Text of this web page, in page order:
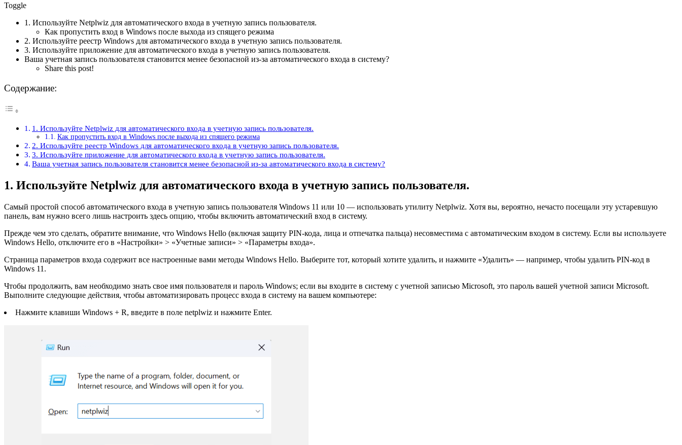
Toggle
1. Используйте Netplwiz для автоматического входа в учетную запись пользователя.
Как пропустить вход в Windows после выхода из спящего режима
2. Используйте реестр Windows для автоматического входа в учетную запись пользователя.
3. Используйте приложение для автоматического входа в учетную запись пользователя.
Ваша учетная запись пользователя становится менее безопасной из-за автоматического входа в систему?
Share this post!
Содержание:
1. Используйте Netplwiz для автоматического входа в учетную запись пользователя.
Как пропустить вход в Windows после выхода из спящего режима
2. Используйте реестр Windows для автоматического входа в учетную запись пользователя.
3. Используйте приложение для автоматического входа в учетную запись пользователя.
Ваша учетная запись пользователя становится менее безопасной из-за автоматического входа в систему?
1. Используйте Netplwiz для автоматического входа в учетную запись пользователя.
Самый простой способ автоматического входа в учетную запись пользователя Windows 11 или 10 — использовать утилиту Netplwiz. Хотя вы, вероятно, нечасто посещали эту устаревшую
панель, вам нужно всего лишь настроить здесь опцию, чтобы включить автоматический вход в систему.
Прежде чем это сделать, обратите внимание, что Windows Hello (включая защиту PIN-кода, лица и отпечатка пальца) несовместима с автоматическим входом в систему. Если вы используете
Windows Hello, отключите его в «Настройки» > «Учетные записи» > «Параметры входа».
Страница параметров входа содержит все настроенные вами методы Windows Hello. Выберите тот, который хотите удалить, и нажмите «Удалить» — например, чтобы удалить PIN-код в
Windows 11.
Чтобы продолжить, вам необходимо знать свое имя пользователя и пароль Windows; если вы входите в систему с учетной записью Microsoft, это пароль вашей учетной записи Microsoft.
Выполните следующие действия, чтобы автоматизировать процесс входа в систему на вашем компьютере:
Нажмите клавиши Windows + R, введите в поле netplwiz и нажмите Enter.